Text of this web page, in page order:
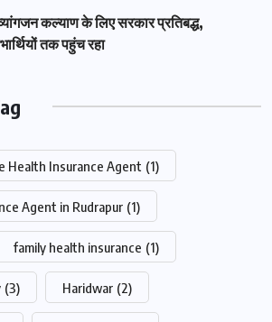
कल्याण के लिए सरकार प्रतिबद्ध,
तक पहुंच रहा
Health Insurance Agent (1)
Agent in Rudrapur (1)
family health insurance (1)
(3) Haridwar (2)